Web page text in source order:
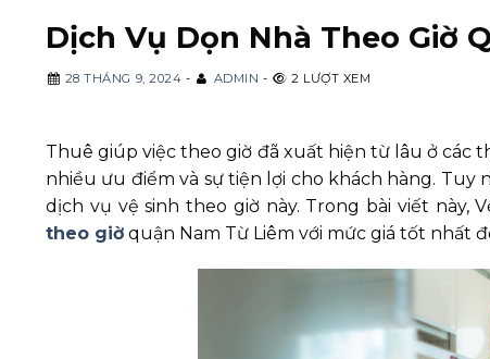
Dịch Vụ Dọn Nhà Theo Giờ
28 THÁNG 9, 2024 - ADMIN - 2 LƯỢT XEM
Thuê giúp việc theo giờ đã xuất hiện từ lâu ở các
nhiều ưu điểm và sự tiện lợi cho khách hàng.
dịch vụ vệ sinh theo giờ này. Trong bài viết này,
theo giờ quận Nam Từ Liêm với mức giá tốt nhất